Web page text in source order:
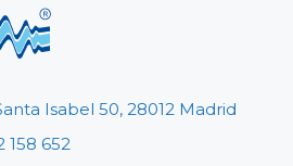
Isabel 50, 28012 Madrid
158 652